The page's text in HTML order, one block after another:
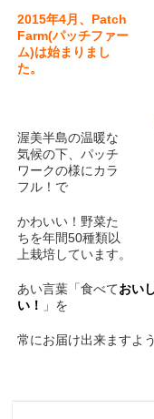
2015年4月、Patch
Farm(パッチファー
ム)は始まりまし
た。
渥美半島の温暖な
気候の下、パッチ
ワークの様にカラ
フル！で
かわいい！野菜た
ちを年間50種類以
上栽培しています。
あい言葉「食べておい
い！
」を
常にお届け出来ますよ